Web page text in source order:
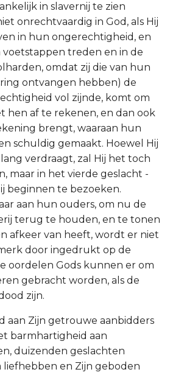
in slavernij te zien
onrechtvaardig in God, als Hij
in hun ongerechtigheid, en
treden en in de
omdat zij die van hun
ontvangen hebben) de
vol zijnde, komt om
hen af te rekenen, en dan ook
brengt, waaraan hun
schuldig gemaakt. Hoewel Hij
verdraagt, zal Hij het toch
maar in het vierde geslacht -
beginnen te bezoeken.
aan hun ouders, om nu de
terug te houden, en te tonen
afkeer van heeft, wordt er niet
door ingedrukt op de
oordelen Gods kunnen er om
gebracht worden, als de
zijn.
aan Zijn getrouwe aanbidders
barmhartigheid aan
duizenden geslachten
liefhebben en Zijn geboden